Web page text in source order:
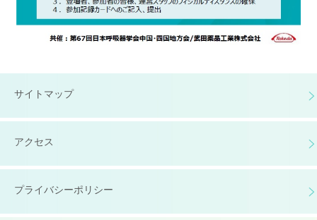
サイトマップ
アクセス
プライバシーポリシー